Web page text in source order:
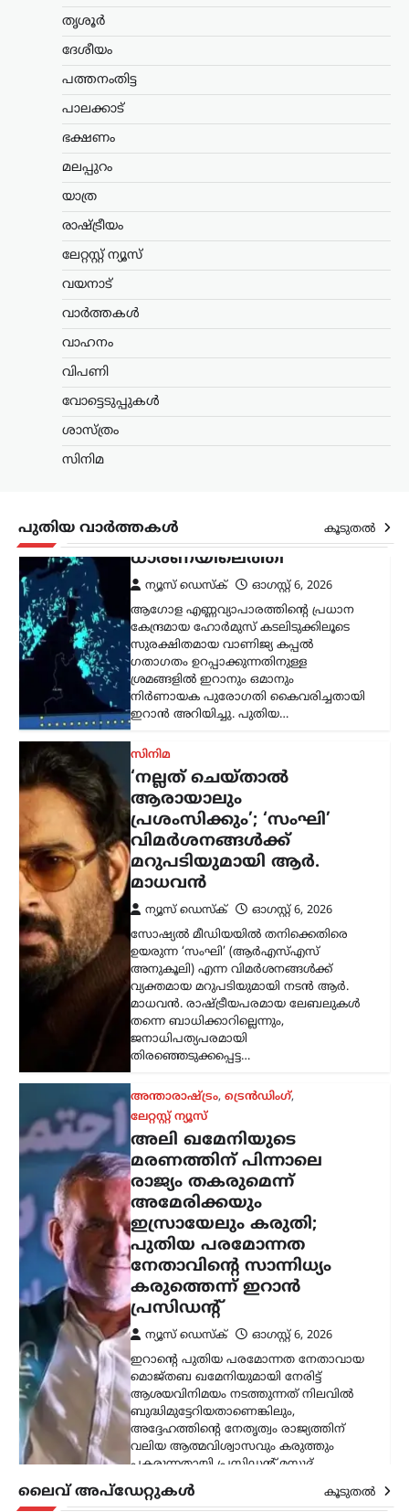
തൃശൂർ
ദേശീയം
പത്തനംതിട്ട
പാലക്കാട്
ഭക്ഷണം
മലപ്പുറം
യാത്ര
രാഷ്ട്രീയം
ലേറ്റസ്റ്റ് ന്യൂസ്
വയനാട്
വാർത്തകൾ
വാഹനം
വിപണി
വോട്ടെടുപ്പുകൾ
ശാസ്ത്രം
സിനിമ
പുതിയ വാർത്തകൾ കൂടുതൽ
നിഖാബ് നിരോധിക്കണമെന്ന്
നിരീക്ഷകനുമായ എം.എൻ. കാരശേരി
വ്യക്തിസ്വാതന്ത്ര്യത്തിന്റെ ഭാഗമാണെന്ന
വാദത്തോട് യോജിക്കാനാകില്ലെന്നും,
അന്താരാഷ്ട്രം,ട്രെൻഡിംഗ്,
പുതിയ റൂട്ട്; ഹോർമുസിൽ
ഇറാനും ഒമാനും
ധാരണയിലെത്തി
ആഗോള എണ്ണവ്യാപാരത്തിന്റെ പ്രധാന
കേന്ദ്രമായ ഹോർമുസ് കടലിടുക്കിലൂടെ
ഗതാഗതം ഉറപ്പാക്കുന്നതിനുള്ള
നിർണായക പുരോഗതി കൈവരിച്ചതായി
ഇറാൻ അറിയിച്ചു. പുതിയ…
പ്രശംസിക്കും’; ‘സംഘി’
വിമർശനങ്ങൾക്ക്
മറുപടിയുമായി ആർ.
മാധവൻ
ന്യൂസ് ഡെസ്ക്
ഓഗസ്റ്റ്‌ 6, 2026
സോഷ്യൽ മീഡിയയിൽ തനിക്കെതിരെ
ഉയരുന്ന ‘സംഘി’ (ആർഎസ്എസ്
അനുകൂലി) എന്ന വിമർശനങ്ങൾക്ക്
വ്യക്തമായ മറുപടിയുമായി നടൻ ആർ.
മാധവൻ. രാഷ്ട്രീയപരമായ ലേബലുകൾ
തന്നെ ബാധിക്കാറില്ലെന്നും,
തിരഞ്ഞെടുക്കപ്പെട്ട…
അന്താരാഷ്ട്രം,ട്രെൻഡിംഗ്
ലേറ്റസ്റ്റ് ന്യൂസ്
അലി ഖമേനിയുടെ
മരണത്തിന് പിന്നാലെ
രാജ്യം തകരുമെന്ന്
അമേരിക്കയും
ഇസ്രായേലും കരുതി;
പുതിയ പരമോന്നത
നേതാവിന്റെ സാന്നിധ്യം
കരുത്തെന്ന് ഇറാൻ
പ്രസിഡന്റ്
ന്യൂസ് ഡെസ്ക്
ഓഗസ്റ്റ്‌ 6, 2026
ഇറാന്റെ പുതിയ പരമോന്നത നേതാവായ
മൊജ്തബ ഖമേനിയുമായി നേരിട്ട്
ആശയവിനിമയം നടത്തുന്നത് നിലവിൽ
ബുദ്ധിമുട്ടേറിയതാണെങ്കിലും,
അദ്ദേഹത്തിന്റെ നേതൃത്വം രാജ്യത്തിന്
വലിയ ആത്മവിശ്വാസവും കരുത്തും
പകരുന്നതായി പ്രസിഡന്റ് മസൂദ്…
കേരളം,ട്രെൻഡിംഗ്,ലേറ്റസ്റ്റ് ന്യൂസ്
സ്ത്രീയെ
കരിങ്കുപ്പായത്തിൽ
കുഴിച്ചുമൂടുന്ന പരിപാടി;
നിഖാബ്
നിരോധിക്കണമെന്ന്
എം.എൻ. കാരശേരി
ന്യൂസ് ഡെസ്ക്
ഓഗസ്റ്റ്‌ 6, 2026
മുഖം പൂർണമായി മറയ്ക്കുന്ന പർദയായ
നിഖാബ് നിരോധിക്കണമെന്ന്
എഴുത്തുകാരനും സാമൂഹ്യ
നിരീക്ഷകനുമായ എം.എൻ. കാരശേരി
അഭിപ്രായപ്പെട്ടു. നിഖാബ് ധരിക്കുന്നത്
വ്യക്തിസ്വാതന്ത്ര്യത്തിന്റെ ഭാഗമാണെന്ന
വാദത്തോട് യോജിക്കാനാകില്ലെന്നും,
അത് സ്ത്രീകളെ…
ലൈവ് അപ്‌ഡേറ്റുകൾ കൂടുതൽ